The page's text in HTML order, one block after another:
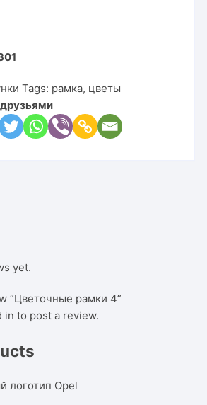
Tags: рамка, цветы
yet.
“Цветочные рамки 4”
in to post a review.